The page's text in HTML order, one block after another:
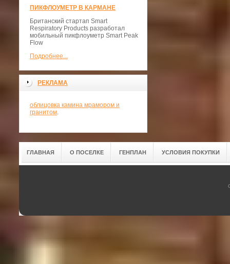
ПИКФЛОУМЕТР В КАРМАНЕ
Британский стартап Smart
Respiratory Products разработал
мобильный пикфлоуметр Smart Peak
Flow
Подробнее...
РЕКЛАМА
облицовка камина мрамором и
гранитом.
ГЛАВНАЯ О ПОСЕЛКЕ ГЕНПЛАН УСЛОВИЯ ПОКУПКИ